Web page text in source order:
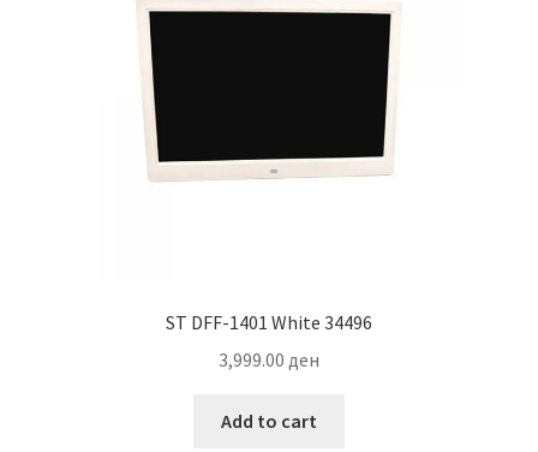
ST DFF-1401 White 34496
3,999.00 ден
Add to cart